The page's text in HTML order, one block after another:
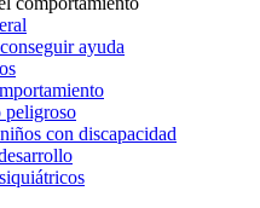
ayuda
peligroso
con discapacidad